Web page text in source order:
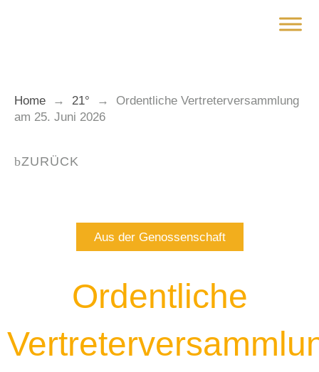
Home → 21° →
Ordentliche Vertreterversammlung
am 25. Juni 2026
ZURÜCK
Aus der Genossenschaft
Ordentliche